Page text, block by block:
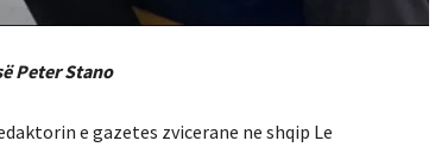
Peter Stano
e gazetes zvicerane ne shqip Le